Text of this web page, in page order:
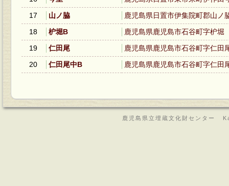
17
山ノ脇
鹿児島県日置市伊集院町郡山ノ
18
枦堀B
鹿児島県鹿児島市石谷町字枦堀
19
仁田尾
鹿児島県鹿児島市石谷町字仁田
20
仁田尾中B 鹿児島県鹿児島市石谷町字仁田
鹿児島県立埋蔵文化財センタ